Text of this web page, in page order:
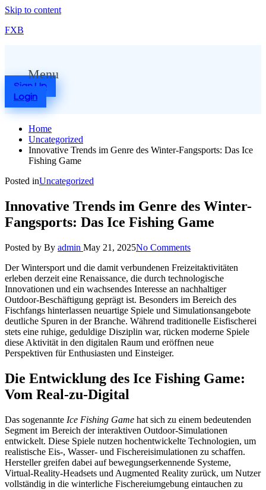
Skip to content
FXB
Menu
Sign Up
Login
Home
Uncategorized
Innovative Trends im Genre des Winter-Fangsports: Das Ice
Fishing Game
Posted inUncategorized
Innovative Trends im Genre des Winter-
Fangsports: Das Ice Fishing Game
Posted by By admin May 21, 2025No Comments
Der Wintersport und die damit verbundenen Freizeitaktivitäten
erleben derzeit eine Renaissance, die durch technologische
Innovationen und ein wachsendes Interesse an nachhaltiger
Outdoor-Beschäftigung geprägt ist. Besonders im Bereich des
Fischfangs hinterlassen neuartige Spiele und Simulationsangebote
deutliche Spuren in der Branche. Während traditionelle Eisfischerei
stets eine ruhige, geduldige Disziplin war, rücken moderne Spiele
diese Aktivität in den digitalen Raum und eröffnen neue
Perspektiven für Enthusiasten und Einsteiger.
Die Entwicklung des Ice Fishing Game:
Vom Real-zu-Digital
Das sogenannte Ice Fishing Game hat sich zu einem bedeutenden
Segment im Bereich der interaktiven Outdoor-Simulationen
entwickelt. Diese Spiele nutzen hochentwickelte Technologien, um
realistische Eis-, Wasser- und Fischereisimulationen zu schaffen.
Hersteller greifen dabei auf bewegungserkennende Systeme,
Virtual-Reality-Headsets und Augmented Reality zurück, um Nutzer
vollständig in die winterliche Fischereiumgebung eintauchen zu